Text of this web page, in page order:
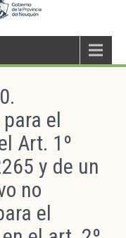
el
Art. 1º
y de un
no
el